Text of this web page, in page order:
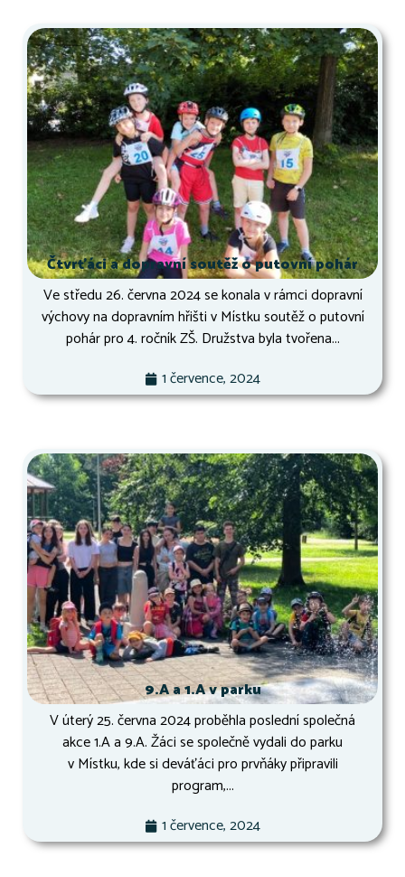
Čtvrťáci a dopravní soutěž o putovní pohár
Ve středu 26. června 2024 se konala v rámci dopravní
výchovy na dopravním hřišti v Místku soutěž o putovní
pohár pro 4. ročník ZŠ. Družstva byla tvořena...
1 července, 2024
9.A a 1.A v parku
V úterý 25. června 2024 proběhla poslední společná
akce 1.A a 9.A. Žáci se společně vydali do parku
v Místku, kde si deváťáci pro prvňáky připravili
program,...
1 července, 2024